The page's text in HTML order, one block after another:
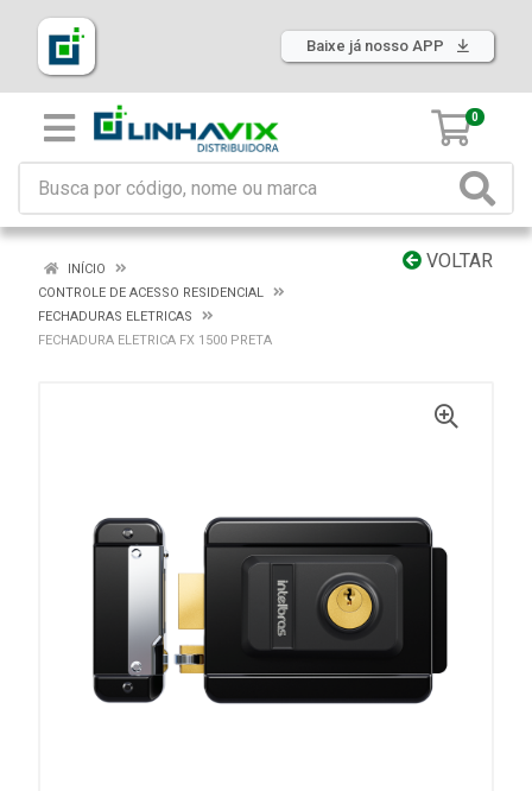
Baixe já nosso APP
0
VOLTAR
INÍCIO
CONTROLE DE ACESSO RESIDENCIAL
FECHADURAS ELETRICAS
FECHADURA ELETRICA FX 1500 PRETA